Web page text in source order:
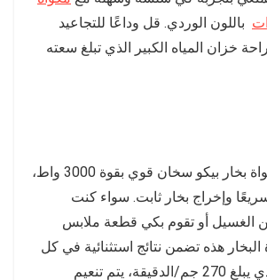
باللون الوردي. قل وداعًا للتجاعيد
خزان المياه الكبير الذي تبلغ سعته
يوجد في قلب مكواة بخار بيكو سخان قوي بقوة 3000 واط،
وإخراج بخار ثابت. سواء كنت
الغسيل أو تقوم بكي قطعة ملابس
هذه تضمن نتائج استثنائية في كل
مرة. مع البخار الذي يبلغ 270 جم/الدقيقة، يتم تنعيم